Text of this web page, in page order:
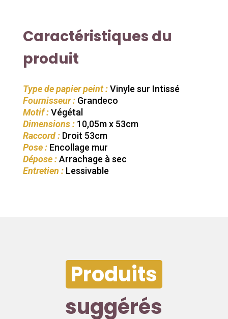
Caractéristiques du
produit
Type de papier peint :Vinyle sur Intissé
Fournisseur :Grandeco
Motif :Végétal
Dimensions :10,05m x 53cm
Raccord :Droit 53cm
Pose :Encollage mur
Dépose :Arrachage à sec
Entretien :Lessivable
Produits
suggérés